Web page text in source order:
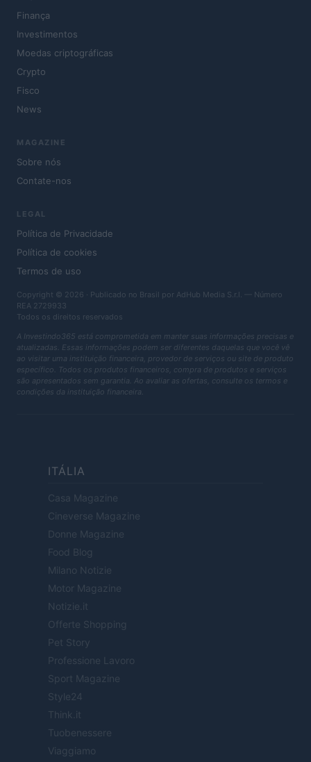
Finança
Investimentos
Moedas criptográficas
Crypto
Fisco
News
MAGAZINE
Sobre nós
Contate-nos
LEGAL
Política de Privacidade
Política de cookies
Termos de uso
Copyright © 2026 · Publicado no Brasil por AdHub Media S.r.l. — Número
REA 2729933
Todos os direitos reservados
A Investindo365 está comprometida em manter suas informações precisas e
atualizadas. Essas informações podem ser diferentes daquelas que você vê
ao visitar uma instituição financeira, provedor de serviços ou site de produto
específico. Todos os produtos financeiros, compra de produtos e serviços
são apresentados sem garantia. Ao avaliar as ofertas, consulte os termos e
condições da instituição financeira.
ITÁLIA
Casa Magazine
Cineverse Magazine
Donne Magazine
Food Blog
Milano Notizie
Motor Magazine
Notizie.it
Offerte Shopping
Pet Story
Professione Lavoro
Sport Magazine
Style24
Think.it
Tuobenessere
Viaggiamo